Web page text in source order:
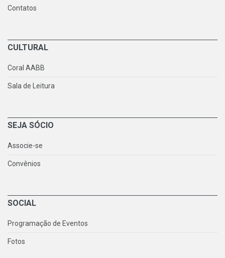
Contatos
CULTURAL
Coral AABB
Sala de Leitura
SEJA SÓCIO
Associe-se
Convênios
SOCIAL
Programação de Eventos
Fotos